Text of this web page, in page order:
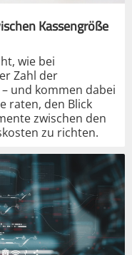
Kassengröße
wie bei
Zahl der
und kommen dabei
raten, den Blick
zwischen den
zu richten.